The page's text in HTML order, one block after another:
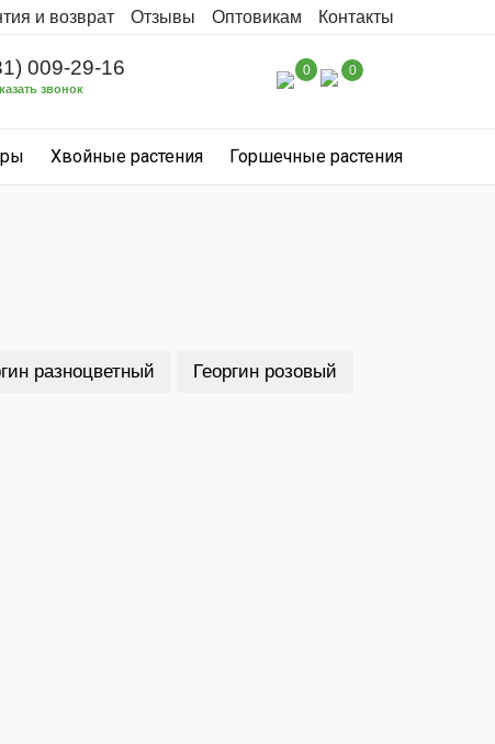
и возврат Отзывы Оптовикам Контакты
009-29-16
звонок
0 0
Хвойные растения Горшечные растения
разноцветный Георгин розовый